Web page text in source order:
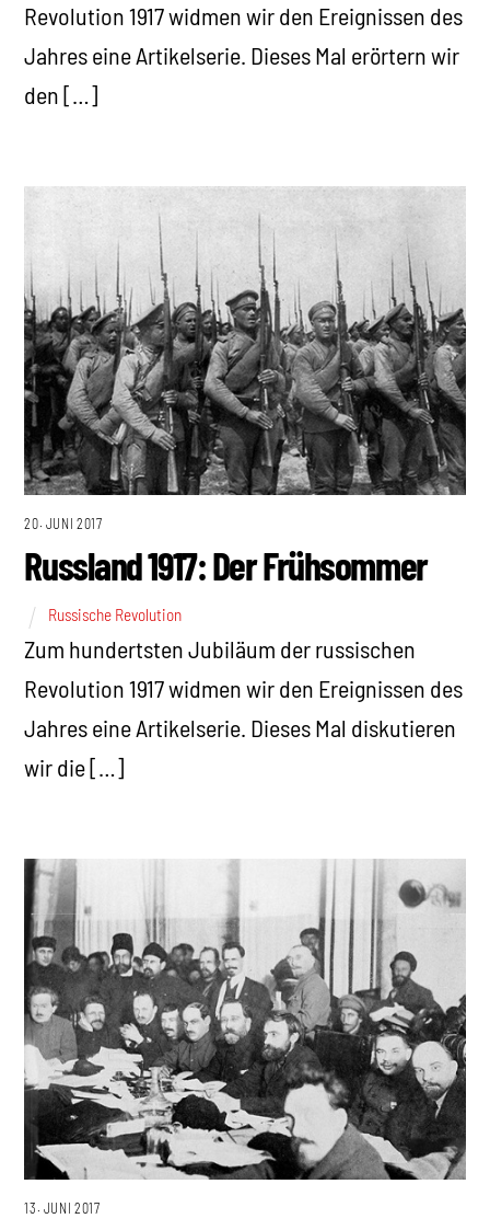
Revolution 1917 widmen wir den Ereignissen des
Jahres eine Artikelserie. Dieses Mal erörtern wir
den […]
20. JUNI 2017
Russland 1917: Der Frühsommer
Russische Revolution
Zum hundertsten Jubiläum der russischen
Revolution 1917 widmen wir den Ereignissen des
Jahres eine Artikelserie. Dieses Mal diskutieren
wir die […]
13. JUNI 2017